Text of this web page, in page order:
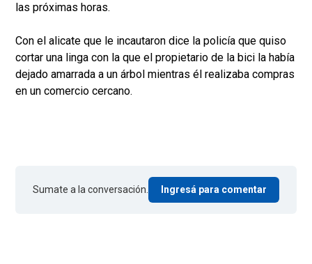
las próximas horas.
Con el alicate que le incautaron dice la policía que quiso
cortar una linga con la que el propietario de la bici la había
dejado amarrada a un árbol mientras él realizaba compras
en un comercio cercano.
Sumate a la conversación. Ingresá para comentar